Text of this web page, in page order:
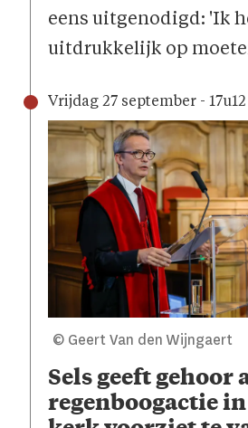
eens uitgenodigd: 'Ik
uitdrukkelijk op
Vrijdag 27 september - 17u12
© Geert Van den Wijngaert
Sels geeft gehoor
regenboogactie in